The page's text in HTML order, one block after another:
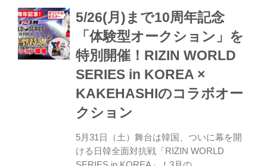
を手に入れよう！ RIZIN WORLD SERIES
in KOREA 公式グッズ予約販売期間 2025年
5月23日（金）20:00〜5月31日（金）23:59
※会場での販売は実施いたしておりませ
ん。 発...
5/26(月)まで10周年記念
「体験型オークション」を
特別開催！RIZIN WORLD
SERIES in KOREA ×
KAKEHASHIのコラボオー
クション
5月31日（土）舞台は韓国、ついに幕を開
ける日韓全面対抗戦「RIZIN WORLD